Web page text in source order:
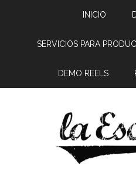
INICIO
SERVICIOS PARA
DEMO REELS